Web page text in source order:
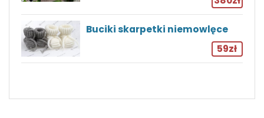
Buciki skarpetki niemowlęce
59zł